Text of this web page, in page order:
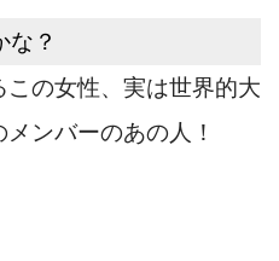
な？
の女性、実は世界的大
ンバーのあの人！